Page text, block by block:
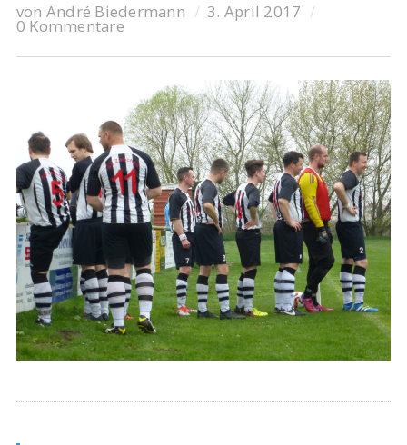
von André Biedermann 3. April 2017
0 Kommentare